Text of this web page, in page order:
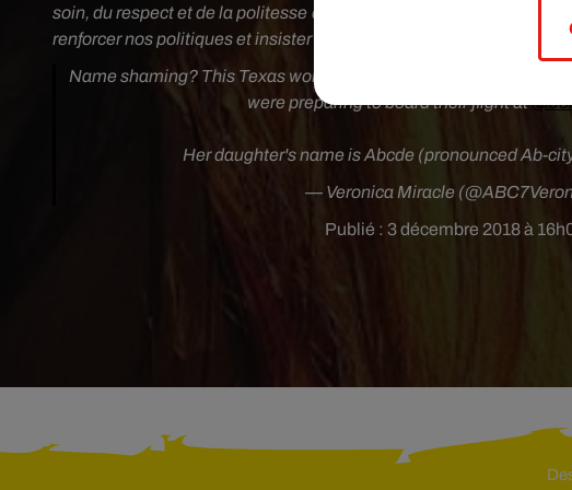
Publié : 3 décembre 2018 à
soin, du respect et de la politesse que nous attendons de la part de
renforcer nos politiques et insister sur nos attentes pour tous les
Name shaming? This Texas woman claims a
were preparing to board their flight at
Her daughter's name is Abcde (pronounced Ab-
— Veronica Miracle